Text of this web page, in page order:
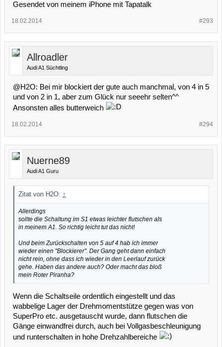
Gesendet von meinem iPhone mit Tapatalk
#293
18.02.2014
Allroadler
Audi A1 Süchtling
@H2O: Bei mir blockiert der gute auch manchmal, von 4 in 5
und von 2 in 1, aber zum Glück nur seeehr selten^^
Ansonsten alles butterweich
#294
18.02.2014
Nuerne89
Audi A1 Guru
Zitat von H2O: ↑
Allerdings
sollte die Schaltung im S1 etwas leichter flutschen als
in meinem A1. So richtig leicht tut das nicht!
Und beim Zurückschalten von 5 auf 4 hab ich immer
wieder einen "Blockierer". Der Gang geht dann einfach
nicht rein, ohne dass ich wieder in den Leerlauf zurück
gehe. Haben das andere auch? Oder macht das bloß
mein Roter Piranha?
Wenn die Schaltseile ordentlich eingestellt und das
wabbelige Lager der Drehmomentstütze gegen was von
SuperPro etc. ausgetauscht wurde, dann flutschen die
Gänge einwandfrei durch, auch bei Vollgasbeschleunigung
und runterschalten in hohe Drehzahlbereiche